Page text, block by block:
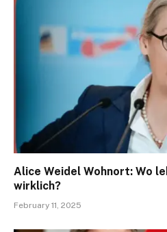
Alice Weidel Wohnort: Wo
wirklich?
February 11, 2025